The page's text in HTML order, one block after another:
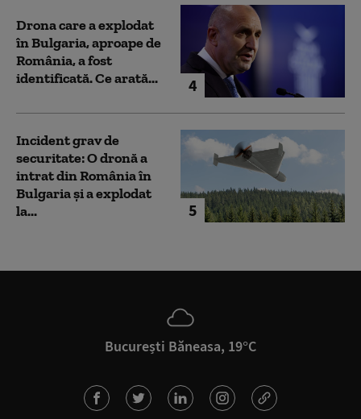
4
Drona care a explodat
în Bulgaria, aproape de
România, a fost
identificată. Ce arată...
5
Incident grav de
securitate: O dronă a
intrat din România în
Bulgaria şi a explodat
la...
București Băneasa, 19°C